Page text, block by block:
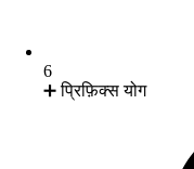
6
➕ प्रिफ़िक्स योग